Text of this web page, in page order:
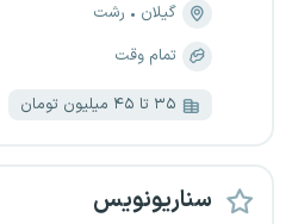
گیلان
رشت
تمام وقت
۳۵ تا ۴۵ میلیون تومان
سناریونویس